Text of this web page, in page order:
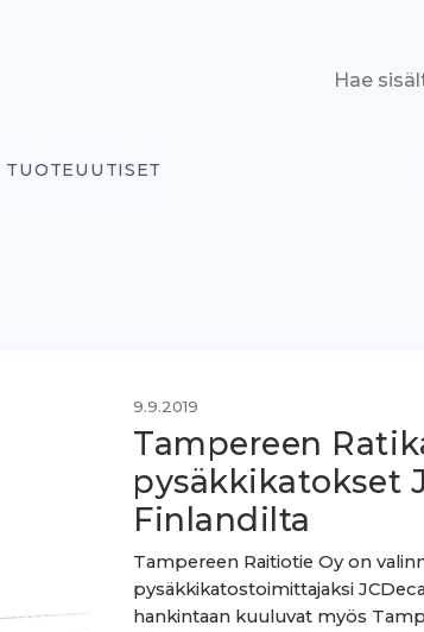
9.9.2019
Tampereen
pysäkkikatokset
Finlandilta
Tampereen Raitiotie Oy on
pysäkkikatostoimittajaksi
hankintaan kuuluvat myös